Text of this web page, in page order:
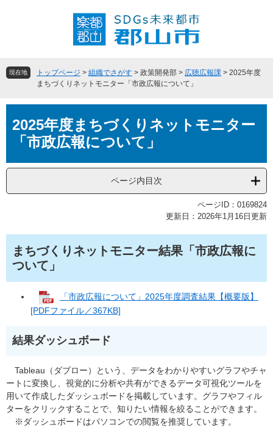
頭
飛現在地 トップページ > 組織でさがす > 政策開発部 > 広聴広報課 > 2025年度
まちづくりネットモニター「市政広報について」
文2025年度まちづくりネットモニター
「市政広報について」
ページ内目次
ページID：0169824
更新日：2026年1月16日更新
まちづくりネットモニター結果「市政広報に
ついて」
「市政広報について」2025年度調査結果【概要版】
[PDFファイル／367KB]
結果ダッシュボード
Tableau（ダブロー）という、データをわかりやすいグラフやチャ
ートに変換し、視覚的に分析や共有ができるデータ可視化ツールを
用いて作成したダッシュボードを掲載しています。グラフやフィル
ターをクリックすることで、知りたい情報を絞ることができます。
※ダッシュボードはパソコンでの閲覧を推奨しています。